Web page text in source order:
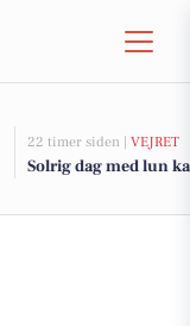
22 timer siden | VEJRET
Solrig dag med lun